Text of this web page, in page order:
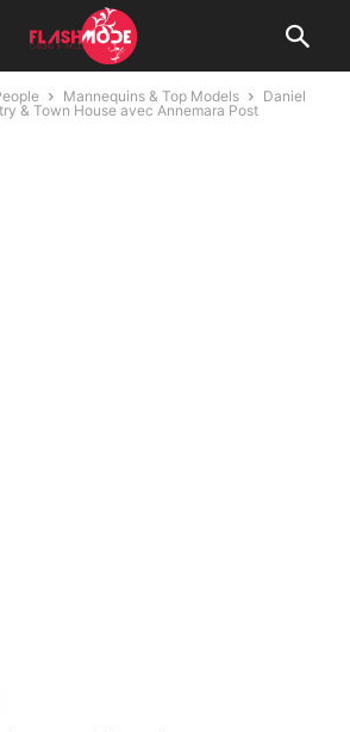
Mannequins & Top Models
Daniel
& Town House avec Annemara Post